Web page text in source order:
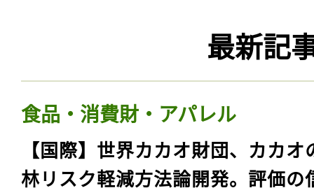
最新記
食品・消費財・アパレル
【国際】世界カカオ財団、カカオ
林リスク軽減方法論開発。評価の